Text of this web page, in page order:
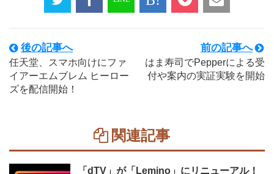
後の記事へ
任天堂、スマホ向けにファ
イアーエムブレム ヒーロー
ズを配信開始！
前の記事へ
はま寿司でPepperによる受
付や案内の実証実験を開始
関連記事
「dTV」が「Lemino」にリニューアル！